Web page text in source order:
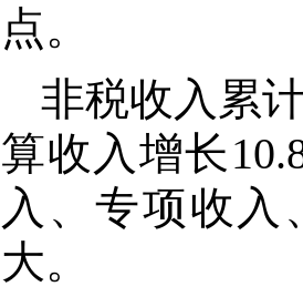
点。
非税收入累
算收入增长
入、专项收
大。